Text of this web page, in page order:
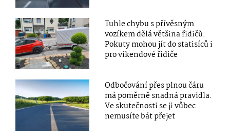
Tuhle chybu s přívěsným
vozíkem dělá většina řidičů.
Pokuty mohou jít do statisíců i
pro víkendové řidiče
Odbočování přes plnou čáru
má poměrně snadná pravidla.
Ve skutečnosti se ji vůbec
nemusíte bát přejet